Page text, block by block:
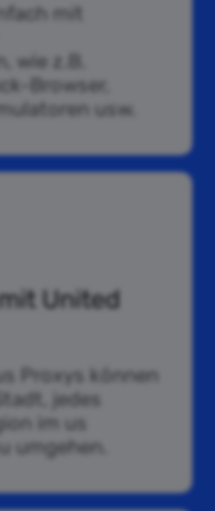
mit
wie z.B.
Browser,
usw.
United
Proxys können
jedes
im us
umgehen.